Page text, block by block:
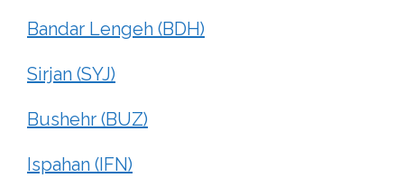
Bandar Lengeh (BDH)
Sirjan (SYJ)
Bushehr (BUZ)
Ispahan (IFN)